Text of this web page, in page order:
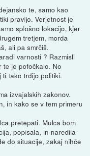
te, samo kao
pravijo. Verjetnost je
splošno lokacijo, kjer
tretjem, morda
ali pa smrčiš.
varnosti ? Razmisli
te je pofočkalo. No
tako trdijo politiki.
izvajalskih zakonov.
in kako se v tem primeru
pretepati. Mulca bom
popisala, in naredila
do situacije, zakaj nihče